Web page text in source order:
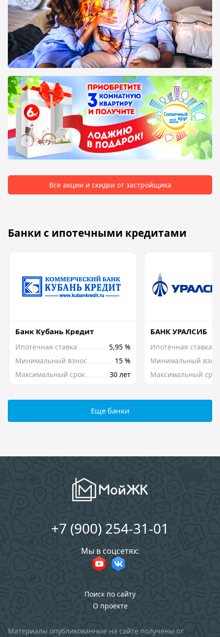
Все акции и скидки от застройщика
Банки с ипотечными кредитами
Банк Кубань Кредит
Ипотечная ставка
5,95 %
Минимальный взнос
15 %
Максимальный срок
30 лет
БАНК УРАЛСИБ
Ипотечная ставка
Минимальный
Максимальный срок
Еще банки
+7 (900) 254-31-01
Мы в соцсетях:
Поиск по сайту
О проекте